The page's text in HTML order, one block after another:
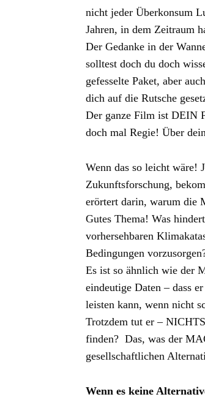
nicht jeder Überkonsum
Jahren, in dem Zeitraum
Der Gedanke in der
solltest doch du doch
gefesselte Paket, aber
dich auf die Rutsche
Der ganze Film ist DEIN
doch mal Regie! Über
Wenn das so leicht wäre!
Zukunftsforschung,
erörtert darin, warum die
Gutes Thema! Was
vorhersehbaren
Bedingungen
Es ist so ähnlich wie der
eindeutige Daten – dass
leisten kann, wenn nicht
Trotzdem tut er –
finden? Das, was der
gesellschaftlichen
Wenn es keine